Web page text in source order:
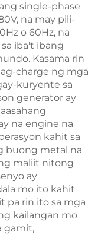
single-phase
na may pili-
o 60Hz, na
iba't ibang
Kasama rin
charge ng mga
kuryente sa
generator ay
na engine na
kahit sa
buong metal na
maliit nitong
ay
mo ito kahit
pa rin ito sa mga
kailangan mo
gamit,